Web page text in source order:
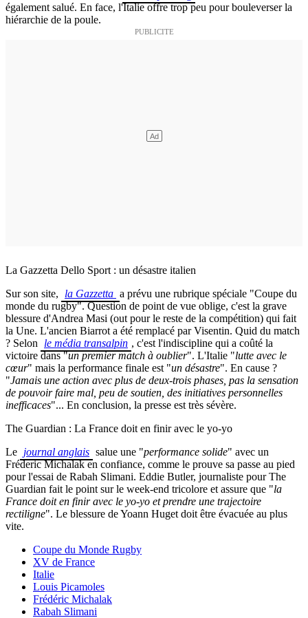
également salué. En face, l'Italie offre trop peu pour bouleverser la
hiérarchie de la poule.
La Gazzetta Dello Sport : un désastre italien
Sur son site,
la Gazzetta a prévu une rubrique spéciale "Coupe du
monde du rugby". Question de point de vue oblige, c'est la grave
blessure d'Andrea Masi (out pour le reste de la compétition) qui fait
la Une. L'ancien Biarrot a été remplacé par Visentin. Quid du match
? Selon
le média transalpin , c'est l'indiscipline qui a coûté la
victoire dans "un premier match à oublier". L'Italie "lutte avec le
cœur" mais la performance finale est "un désastre". En cause ?
"Jamais une action avec plus de deux-trois phases, pas la sensation
de pouvoir faire mal, peu de soutien, des initiatives personnelles
inefficaces"... En conclusion, la presse est très sévère.
The Guardian : La France doit en finir avec le yo-yo
Le journal anglais salue une "performance solide" avec un
Fréderic Michalak en confiance, comme le prouve sa passe au pied
pour l'essai de Rabah Slimani. Eddie Butler, journaliste pour The
Guardian fait le point sur le week-end tricolore et assure que "la
France doit en finir avec le yo-yo et prendre une trajectoire
rectiligne". Le blessure de Yoann Huget doit être évacuée au plus
vite.
Coupe du Monde Rugby
XV de France
Italie
Louis Picamoles
Frédéric Michalak
Rabah Slimani